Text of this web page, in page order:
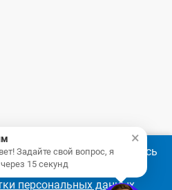
наш сайт, Вы соглашаетесь
🍪 в соответствии с
персональных данных
×
Задайте свой вопрос, я
15 секунд